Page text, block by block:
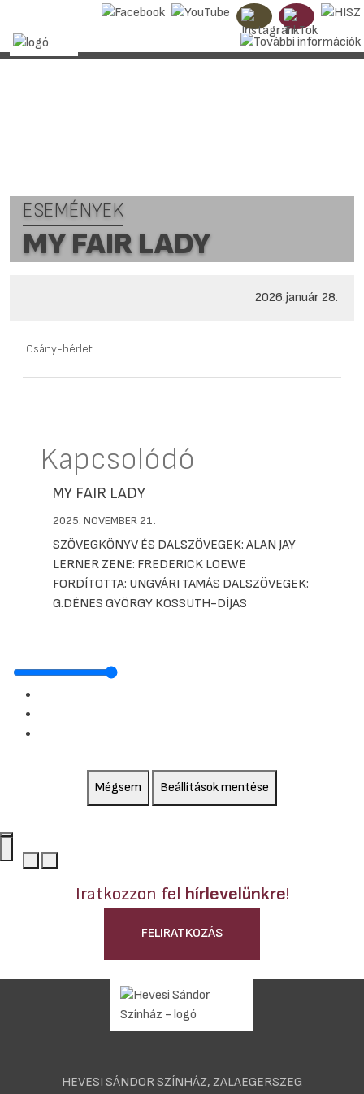
ESEMÉNYEK
MY FAIR LADY
2026.január 28.
Csány-bérlet
Kapcsolódó
MY FAIR LADY
2025. NOVEMBER 21.
SZÖVEGKÖNYV ÉS DALSZÖVEGEK: ALAN JAY
LERNER ZENE: FREDERICK LOEWE
FORDÍTOTTA: UNGVÁRI TAMÁS DALSZÖVEGEK:
G.DÉNES GYÖRGY KOSSUTH-DÍJAS
Mégsem Beállítások mentése
Iratkozzon fel hírlevelünkre!
FELIRATKOZÁS
HEVESI SÁNDOR SZÍNHÁZ, ZALAEGERSZEG